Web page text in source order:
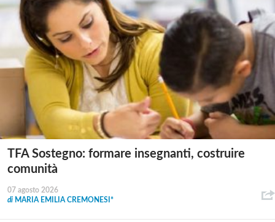
TFA Sostegno: formare insegnanti, costruire
comunità
07 agosto 2026
di MARIA EMILIA CREMONESI*